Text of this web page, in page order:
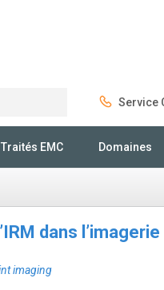
Service
Traités EMC Domaines
dans
imaging